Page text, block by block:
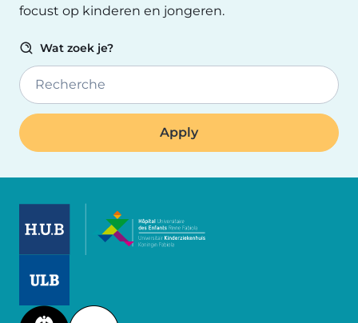
focust op kinderen en jongeren.
Wat zoek je?
Recherche
Image